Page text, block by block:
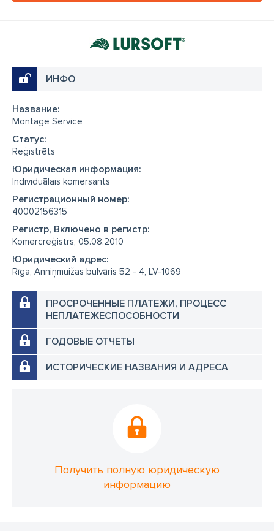
ИНФО
Название:
Montage Service
Cтатус:
Reģistrēts
Юридическая информация:
Individuālais komersants
Регистрационный номер:
40002156315
Регистр, Включено в регистр:
Komercreģistrs, 05.08.2010
Юридический адрес:
Rīga, Anniņmuižas bulvāris 52 - 4, LV-1069
ПРОСРОЧЕННЫЕ ПЛАТЕЖИ, ПРОЦЕСС
НЕПЛАТЕЖЕСПОСОБНОСТИ
ГОДОВЫЕ ОТЧЕТЫ
ИСТОРИЧЕСКИЕ НАЗВАНИЯ И АДРЕСА
Получить полную юридическую
информацию